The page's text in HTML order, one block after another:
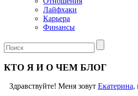
Лайфхаки
Карьера
Финансы
КТО Я И О ЧЕМ БЛОГ
Здравствуйте! Меня зовут Екатерина,